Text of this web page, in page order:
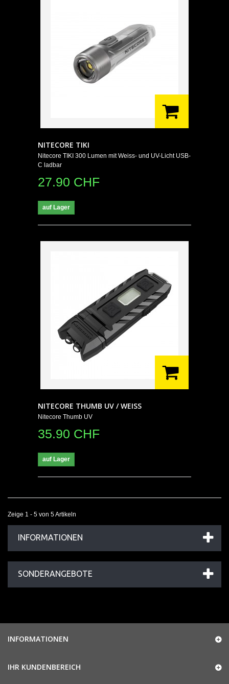
NITECORE TIKI
Nitecore TIKI 300 Lumen mit Weiss- und UV-Licht USB-
C ladbar
27.90 CHF
auf Lager
NITECORE THUMB UV / WEISS
Nitecore Thumb UV
35.90 CHF
auf Lager
Zeige 1 - 5 von 5 Artikeln
INFORMATIONEN
SONDERANGEBOTE
INFORMATIONEN
IHR KUNDENBEREICH